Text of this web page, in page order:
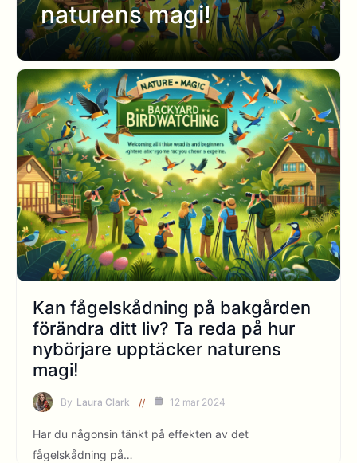
naturens magi!
Kan fågelskådning på bakgården
förändra ditt liv? Ta reda på hur
nybörjare upptäcker naturens
magi!
By Laura Clark 12 mar 2024
Har du någonsin tänkt på effekten av det
fågelskådning på…